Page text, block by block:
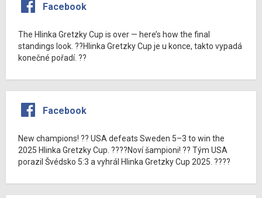
Facebook
The Hlinka Gretzky Cup is over — here’s how the final
standings look. ??Hlinka Gretzky Cup je u konce, takto vypadá
konečné pořadí. ??
Facebook
New champions! ?? USA defeats Sweden 5–3 to win the
2025 Hlinka Gretzky Cup. ????Noví šampioni! ?? Tým USA
porazil Švédsko 5:3 a vyhrál Hlinka Gretzky Cup 2025. ????